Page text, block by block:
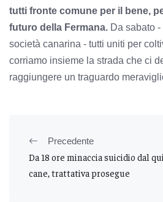
tutti fronte comune per il bene,
futuro della Fermana. Da sabato
società canarina - tutti uniti per
corriamo insieme la strada che ci
raggiungere un traguardo
Precedente
Da 18 ore minaccia suicidio dal
cane, trattativa prosegue